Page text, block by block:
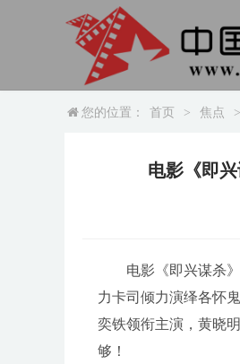
您的位置： 首页 > 焦点 >
电影《即
电影《即兴谋杀
力卡司倾力演绎各怀
奕铁领衔主演，黄晓
够！